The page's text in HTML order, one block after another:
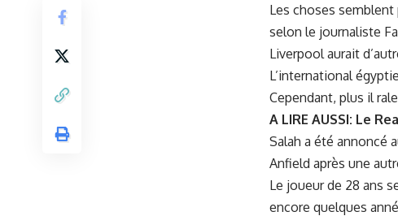
Les choses
selon le journaliste
Liverpool aurait
L’international
Cependant, plus il
A LIRE AUSSI: Le
Salah a été annoncé
Anfield après une
Le joueur de 28 ans
encore quelques